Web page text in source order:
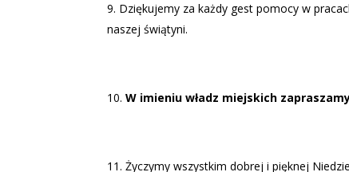
Dziękujemy za każdy gest pomocy w
naszej świątyni.
W imieniu władz miejskich
Życzymy wszystkim dobrej i pięknej